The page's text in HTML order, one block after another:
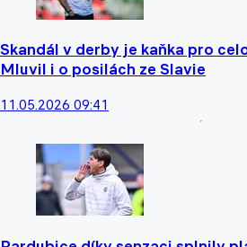
Skandál v derby je kaňka pro
Mluvil i o posilách ze Slavie
11.05.2026 09:41